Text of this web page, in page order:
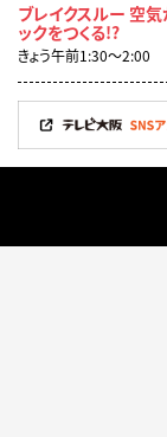
ブレイクスルー 空
ックをつくる!?
きょう午前1:30〜2:00